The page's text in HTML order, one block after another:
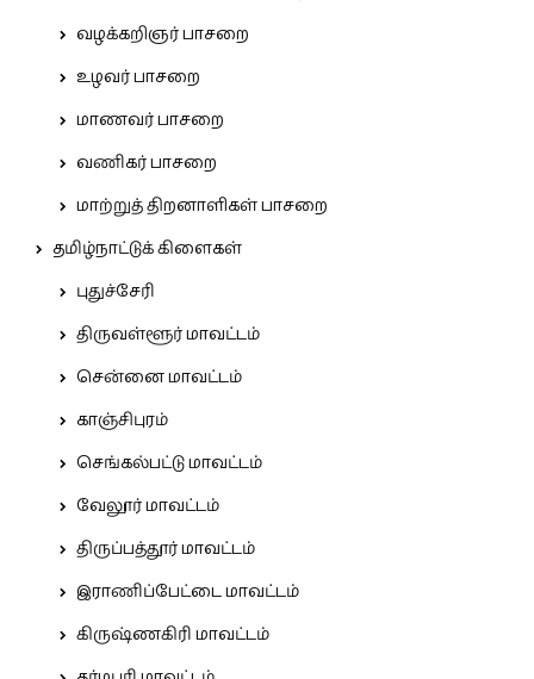
வழக்கறிஞர் பாசறை
உழவர் பாசறை
மாணவர் பாசறை
வணிகர் பாசறை
மாற்றுத் திறனாளிகள் பாசறை
தமிழ்நாட்டுக் கிளைகள்
புதுச்சேரி
திருவள்ளூர் மாவட்டம்
சென்னை மாவட்டம்
காஞ்சிபுரம்
செங்கல்பட்டு மாவட்டம்
வேலூர் மாவட்டம்
திருப்பத்தூர் மாவட்டம்
இராணிப்பேட்டை மாவட்டம்
கிருஷ்ணகிரி மாவட்டம்